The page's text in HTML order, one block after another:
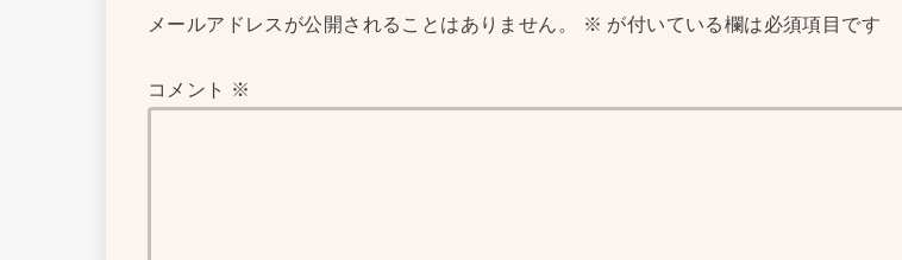
メールアドレスが公開されることはありません。 ※ が付いている欄は必須項目です
コメント ※